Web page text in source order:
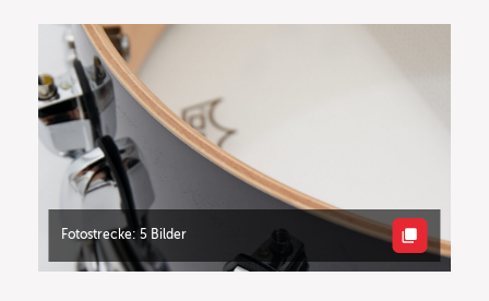
Fotostrecke: 5 Bilder